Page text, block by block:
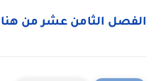
الفصل الثامن عشر من هنا